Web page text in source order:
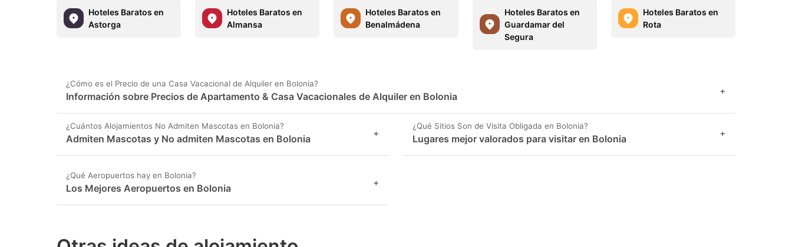
Hoteles Baratos en
Astorga
Hoteles Baratos en
Almansa
Hoteles Baratos en
Benalmádena
Hoteles Baratos en
Guardamar del
Segura
Hoteles Baratos en
Rota
¿Cómo es el Precio de una Casa Vacacional de Alquiler en Bolonia?
Información sobre Precios de Apartamento & Casa Vacacionales de Alquiler en Bolonia +
¿Cuántos Alojamientos No Admiten Mascotas en Bolonia?
Admiten Mascotas y No admiten Mascotas en Bolonia +
¿Qué Sitios Son de Visita Obligada en Bolonia?
Lugares mejor valorados para visitar en Bolonia +
¿Qué Aeropuertos hay en Bolonia?
Los Mejores Aeropuertos en Bolonia +